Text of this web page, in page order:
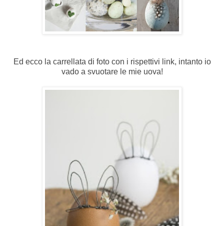
Ed ecco la carrellata di foto con i rispettivi link, intanto io
vado a svuotare le mie uova!